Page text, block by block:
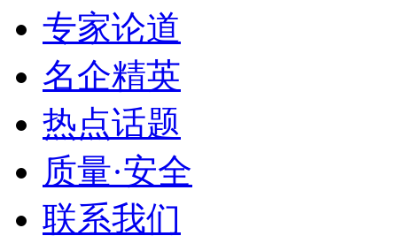
专家论道
名企精英
热点话题
质量·安全
联系我们